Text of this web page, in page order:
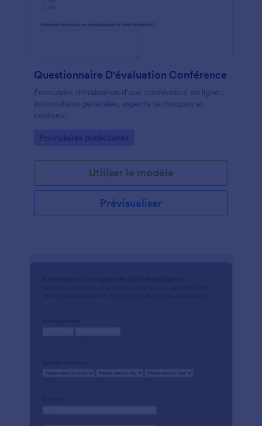
Questionnaire D'évaluation Conférence
Formulaire d'évaluation d'une conférence en ligne :
informations générales, aspects techniques et
contenu.
Go to Category:
Formulaires publicitaires
Utiliser le modèle
Prévisualiser